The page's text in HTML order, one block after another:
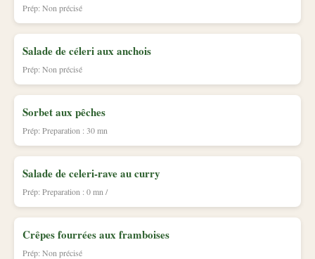
Prép: Non précisé
Salade de céleri aux anchois
Prép: Non précisé
Sorbet aux pêches
Prép: Preparation : 30 mn
Salade de celeri-rave au curry
Prép: Preparation : 0 mn /
Crêpes fourrées aux framboises
Prép: Non précisé